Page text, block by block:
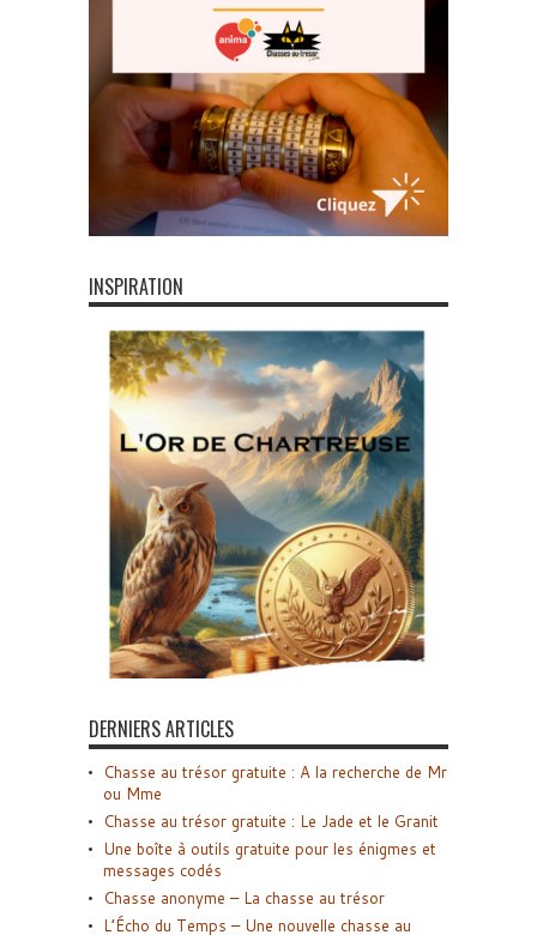
INSPIRATION
DERNIERS ARTICLES
Chasse au trésor gratuite : A la recherche de Mr
ou Mme
Chasse au trésor gratuite : Le Jade et le Granit
Une boîte à outils gratuite pour les énigmes et
messages codés
Chasse anonyme – La chasse au trésor
L’Écho du Temps – Une nouvelle chasse au